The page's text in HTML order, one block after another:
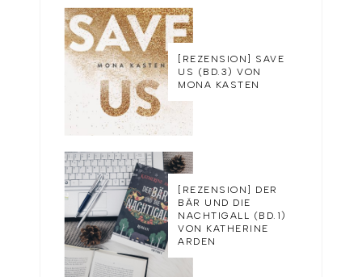
[REZENSION] SAVE
US (BD.3) VON
MONA KASTEN
[REZENSION] DER
BÄR UND DIE
NACHTIGALL (BD.1)
VON KATHERINE
ARDEN